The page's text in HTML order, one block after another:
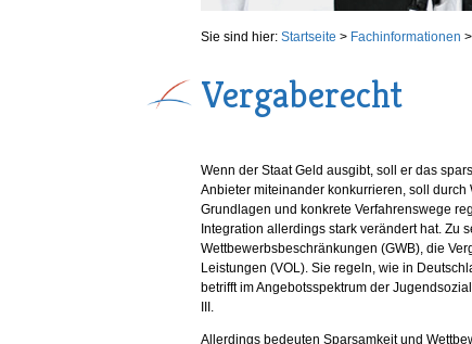
Sie sind hier: Startseite > Fachinformationen >
Vergaberecht
Wenn der Staat Geld ausgibt, soll er das
Anbieter miteinander konkurrieren, soll
Grundlagen und konkrete Verfahrenswege
Integration allerdings stark verändert hat. Zu
Wettbewerbsbeschränkungen (GWB), die
Leistungen (VOL). Sie regeln, wie in
betrifft im Angebotsspektrum der
III.
Allerdings bedeuten Sparsamkeit und